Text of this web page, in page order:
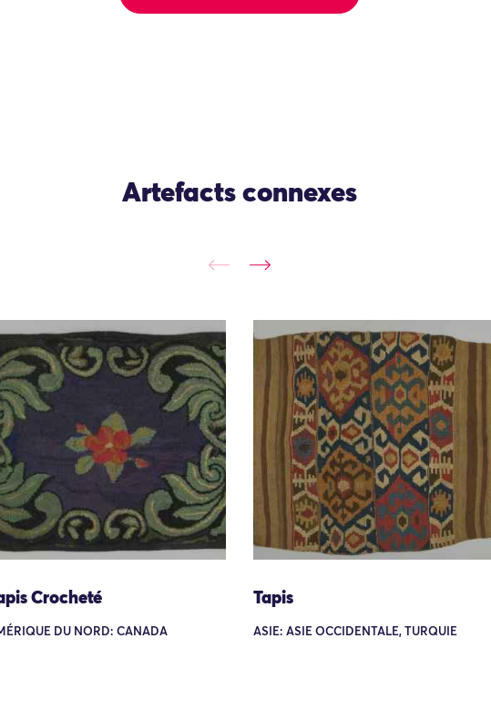
Artefacts connexes
Crocheté
DU NORD: CANADA
Tapis
ASIE: ASIE OCCIDENTALE, TURQUIE